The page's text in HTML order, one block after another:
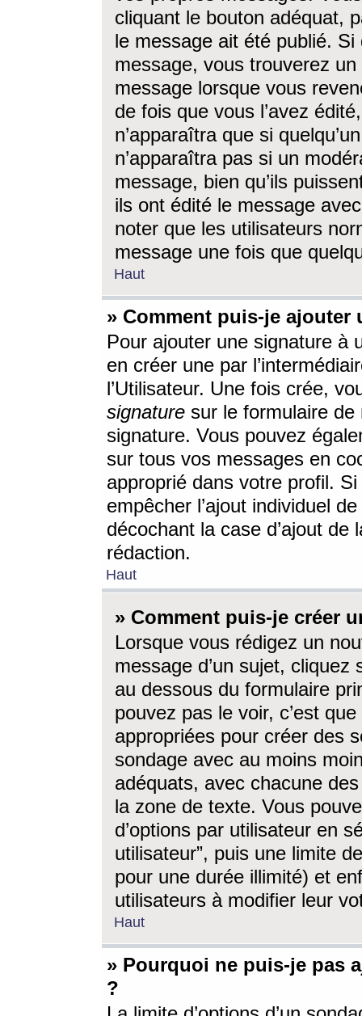
cliquant le bouton adéquat,
le message ait été publié. Si
message, vous trouverez
message lorsque vous
de fois que vous l’avez
n’apparaîtra que si
n’apparaîtra pas si un
message, bien qu’ils
ils ont édité le message
noter que les utilisateurs
message une fois que
Haut
» Comment puis-je ajouter
Pour ajouter une signature à
en créer une par
l’Utilisateur. Une fois crée,
signature sur le formulaire de
signature. Vous pouvez
sur tous vos messages en
approprié dans votre profil.
empêcher l’ajout individuel
décochant la case d’ajout
rédaction.
Haut
» Comment puis-je créer
Lorsque vous rédigez un
message d’un sujet, cliquez
au dessous du formulaire
pouvez pas le voir, c’est
appropriées pour créer des
sondage avec au moins
adéquats, avec chacune
la zone de texte. Vous
d’options par utilisateur en
utilisateur”, puis une limite
pour une durée illimité) et
utilisateurs à modifier leur
Haut
» Pourquoi ne puis-je pas
?